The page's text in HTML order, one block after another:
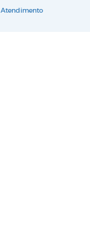
Atendimento